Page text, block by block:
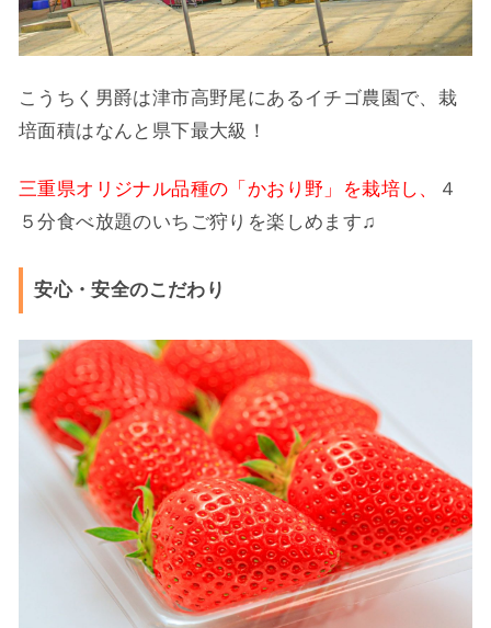
こうちく男爵は津市高野尾にあるイチゴ農園で、栽
培面積はなんと県下最大級！
三重県オリジナル品種の「かおり野」を栽培し、
４
５分食べ放題のいちご狩りを楽しめます♫
安心・安全のこだわり